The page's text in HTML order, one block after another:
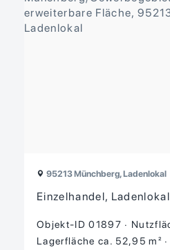
95213 Münchberg, Ladenlokal
Einzelhandel, Ladenlokal
Objekt-ID 01897
Lagerfläche ca. 52,95 m²